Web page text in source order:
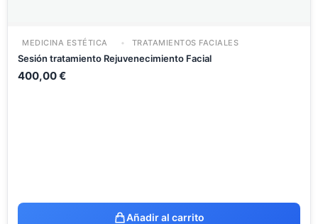
MEDICINA ESTÉTICA TRATAMIENTOS FACIALES
Sesión tratamiento Rejuvenecimiento Facial
400,00€
Añadir al carrito